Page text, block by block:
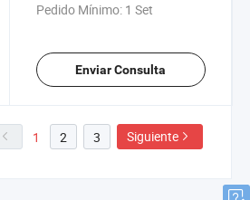
Pedido Mínimo: 1 Set
Enviar Consulta
1 2 3 Siguiente